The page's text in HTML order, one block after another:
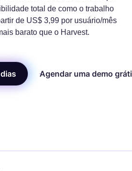
total de como o trabalho
de US$ 3,99 por usuário/mês
barato que o Harvest.
Agendar uma demo